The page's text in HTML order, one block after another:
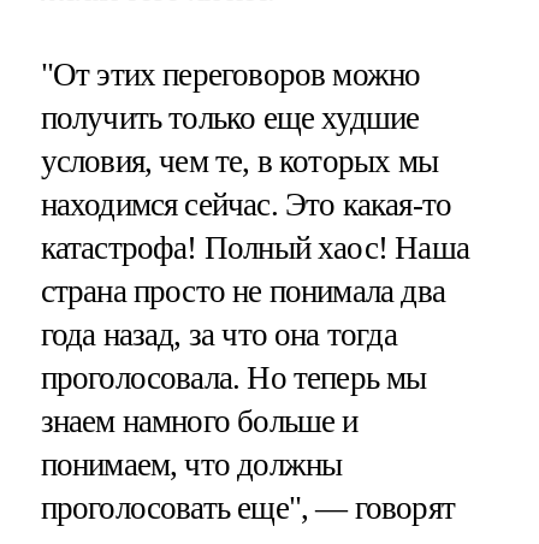
"От этих переговоров можно
получить только еще худшие
условия, чем те, в которых мы
находимся сейчас. Это какая-то
катастрофа! Полный хаос! Наша
страна просто не понимала два
года назад, за что она тогда
проголосовала. Но теперь мы
знаем намного больше и
понимаем, что должны
проголосовать еще", — говорят